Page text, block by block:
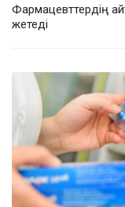
Фармацевттердің
жетеді